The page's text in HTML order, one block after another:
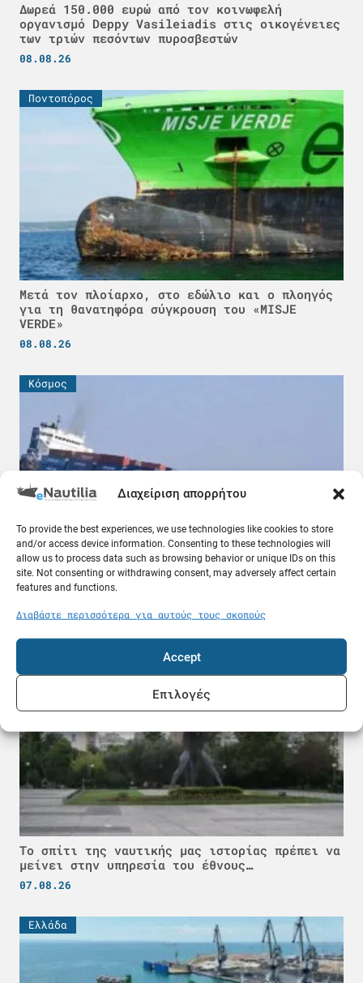
Διαχείριση απορρήτου
To provide the best experiences, we use technologies like cookies to store
and/or access device information. Consenting to these technologies will
allow us to process data such as browsing behavior or unique IDs on this
site. Not consenting or withdrawing consent, may adversely affect certain
features and functions.
Διαβάστε περισσότερα για αυτούς τους σκοπούς
Accept
Επιλογές
Δωρεά 150.000 ευρώ από τον κοινωφελή
οργανισμό Deppy Vasileiadis στις οικογένειες
των τριών πεσόντων πυροσβεστών
08.08.26
Ποντοπόρος
Μετά τον πλοίαρχο, στο εδώλιο και ο πλοηγός
για τη θανατηφόρα σύγκρουση του «MISJE
VERDE»
08.08.26
Κόσμος
«Στοπ» από δύο ναυτιλιακές εταιρείες στα
ρωσικά λιμάνια της Μαύρης Θάλασσας
07.08.26
Το σπίτι της ναυτικής μας ιστορίας πρέπει να
μείνει στην υπηρεσία του έθνους…
07.08.26
Ελλάδα